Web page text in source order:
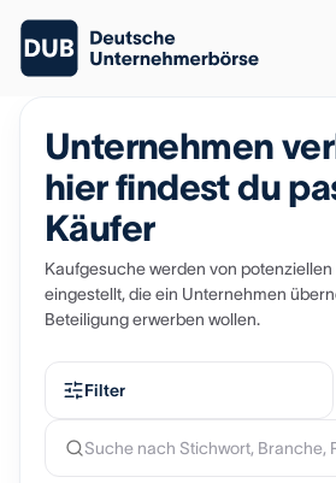
Unternehmen
hier findest du
Käufer
Kaufgesuche werden von
eingestellt, die ein Unternehmen
Beteiligung erwerben wollen.
Filter